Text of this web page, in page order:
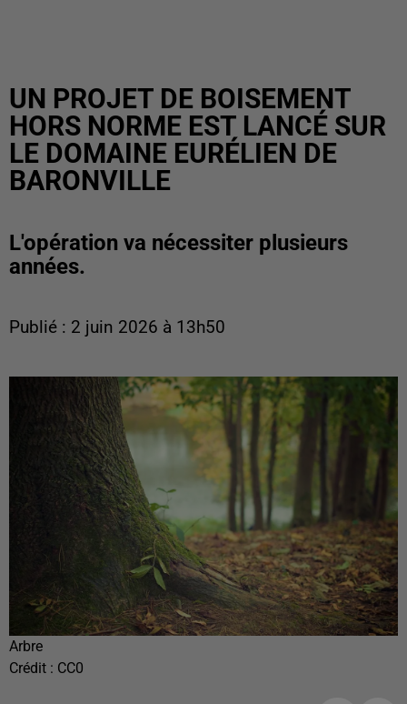
UN PROJET DE BOISEMENT
HORS NORME EST LANCÉ SUR
LE DOMAINE EURÉLIEN DE
BARONVILLE
L'opération va nécessiter plusieurs
années.
Publié : 2 juin 2026 à 13h50
Arbre
Crédit : CC0